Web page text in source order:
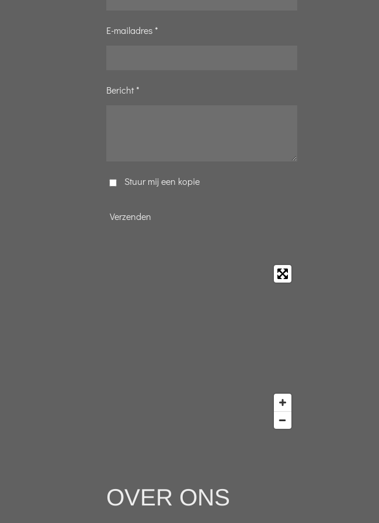
E-mailadres *
Bericht *
Stuur mij een kopie
Verzenden
OVER ONS